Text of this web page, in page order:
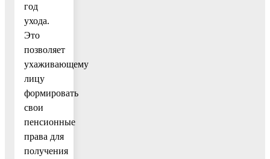
год
ухода.
Это
позволяет
ухаживающему
лицу
формировать
свои
пенсионные
права для
получения